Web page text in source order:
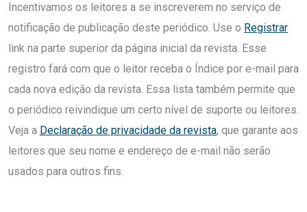
Incentivamos os leitores a se inscreverem no serviço de
notificação de publicação deste periódico. Use o Registrar
link na parte superior da página inicial da revista. Esse
registro fará com que o leitor receba o Índice por e-mail para
cada nova edição da revista. Essa lista também permite que
o periódico reivindique um certo nível de suporte ou leitores.
Veja a Declaração de privacidade da revista, que garante aos
leitores que seu nome e endereço de e-mail não serão
usados para outros fins.